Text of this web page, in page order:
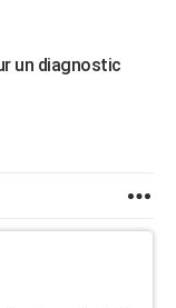
un diagnostic